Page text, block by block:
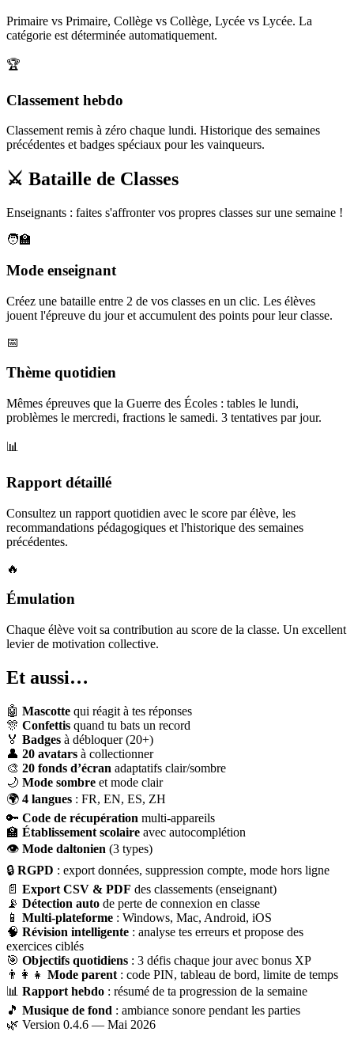
Primaire vs Primaire, Collège vs Collège, Lycée vs Lycée. La
catégorie est déterminée automatiquement.
🏆
Classement hebdo
Classement remis à zéro chaque lundi. Historique des semaines
précédentes et badges spéciaux pour les vainqueurs.
⚔️ Bataille de Classes
Enseignants : faites s'affronter vos propres classes sur une semaine !
🧑‍🏫
Mode enseignant
Créez une bataille entre 2 de vos classes en un clic. Les élèves
jouent l'épreuve du jour et accumulent des points pour leur classe.
📅
Thème quotidien
Mêmes épreuves que la Guerre des Écoles : tables le lundi,
problèmes le mercredi, fractions le samedi. 3 tentatives par jour.
📊
Rapport détaillé
Consultez un rapport quotidien avec le score par élève, les
recommandations pédagogiques et l'historique des semaines
précédentes.
🔥
Émulation
Chaque élève voit sa contribution au score de la classe. Un excellent
levier de motivation collective.
Et aussi…
🤖 Mascotte qui réagit à tes réponses
🎊 Confettis quand tu bats un record
🏅 Badges à débloquer (20+)
👤 20 avatars à collectionner
🎨 20 fonds d’écran adaptatifs clair/sombre
🌙 Mode sombre et mode clair
🌍 4 langues : FR, EN, ES, ZH
🔑 Code de récupération multi-appareils
🏫 Établissement scolaire avec autocomplétion
👁 Mode daltonien (3 types)
🔒 RGPD : export données, suppression compte, mode hors ligne
📄 Export CSV & PDF des classements (enseignant)
📡 Détection auto de perte de connexion en classe
📱 Multi-plateforme : Windows, Mac, Android, iOS
🧠 Révision intelligente : analyse tes erreurs et propose des
exercices ciblés
🎯 Objectifs quotidiens : 3 défis chaque jour avec bonus XP
👨‍👩‍👧 Mode parent : code PIN, tableau de bord, limite de temps
📊 Rapport hebdo : résumé de ta progression de la semaine
🎵 Musique de fond : ambiance sonore pendant les parties
🌿 Version 0.4.6 — Mai 2026